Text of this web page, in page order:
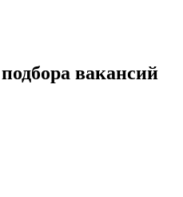
вакансий